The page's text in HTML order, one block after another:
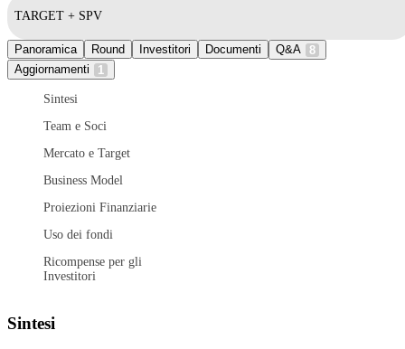
TARGET + SPV
Panoramica Round Investitori Documenti Q&A 8
Aggiornamenti
1
Sintesi
Team e Soci
Mercato e Target
Business Model
Proiezioni Finanziarie
Uso dei fondi
Ricompense per gli
Investitori
Sintesi